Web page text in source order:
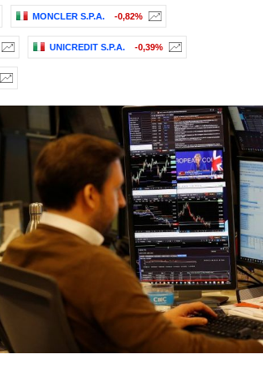
MONCLER S.P.A. -0,82%
UNICREDIT S.P.A. -0,39%